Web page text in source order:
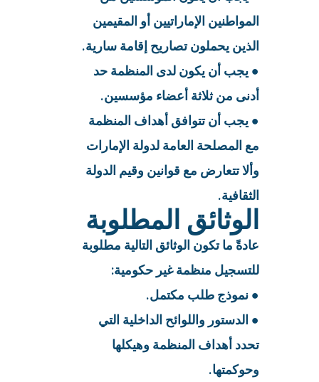
المواطنين الإماراتيين أو المقيمين
الذين يحملون تصاريح إقامة سارية.
● يجب أن يكون لدى المنظمة حد
أدنى من ثلاثة أعضاء مؤسسين.
● يجب أن تتوافق أهداف المنظمة
مع المصلحة العامة لدولة الإمارات
وألا تتعارض مع قوانين وقيم الدولة
الثقافية.
الوثائق المطلوبة
عادةً ما تكون الوثائق التالية مطلوبة
للتسجيل منظمة غير حكومية:
● نموذج طلب مكتمل.
● الدستور واللوائح الداخلية التي
تحدد أهداف المنظمة وهيكلها
وحوكمتها.